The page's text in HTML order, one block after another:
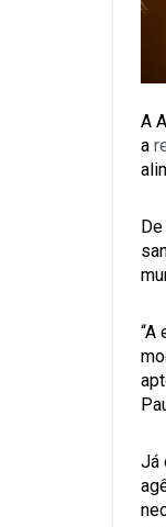
A
a
“A
Já